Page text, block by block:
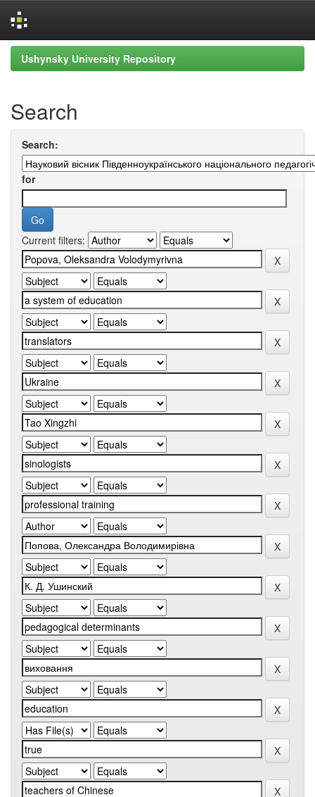
Skip
navigation
Ushynsky University Repository
Search
Search:
for
Current filters: